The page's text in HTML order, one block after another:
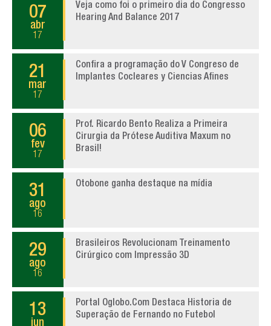
07
abr
17
Veja como foi o primeiro dia do Congresso
Hearing And Balance 2017
21
mar
17
Confira a programação do V Congreso de
Implantes Cocleares y Ciencias Afines
06
fev
17
Prof. Ricardo Bento Realiza a Primeira
Cirurgia da Prótese Auditiva Maxum no
Brasil!
31
ago
16
Otobone ganha destaque na mídia
29
ago
16
Brasileiros Revolucionam Treinamento
Cirúrgico com Impressão 3D
13
jun
Portal Oglobo.Com Destaca Historia de
Superação de Fernando no Futebol